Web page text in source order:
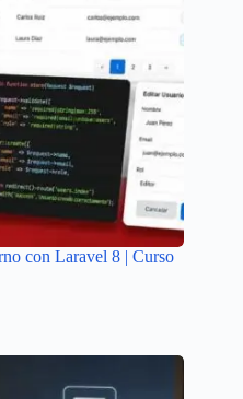
con Laravel 8 | Curso